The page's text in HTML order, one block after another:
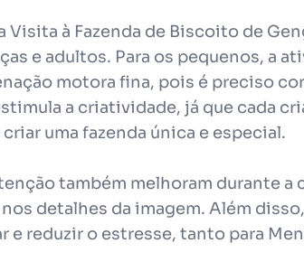
Visita à Fazenda de Biscoito de
e adultos. Para os pequenos, a
motora fina, pois é preciso
a criatividade, já que cada
uma fazenda única e especial.
também melhoram durante a
detalhes da imagem. Além
e reduzir o estresse, tanto para